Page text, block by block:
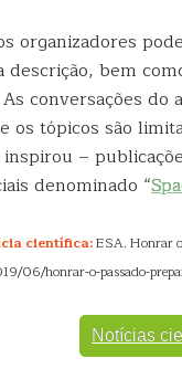
organizadores
descrição, bem
conversações do
os tópicos são
–
denominado “
científica:ESA. Honrar
06/honrar-o-passado-
Notícias